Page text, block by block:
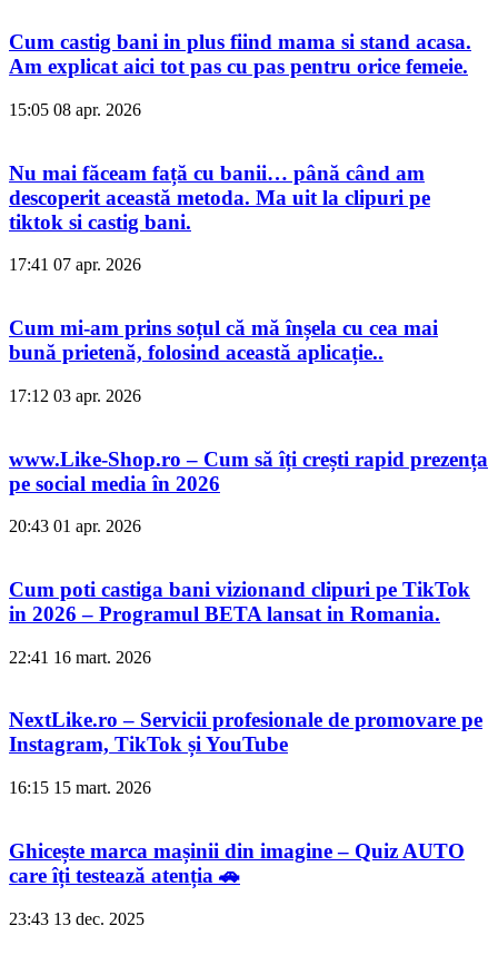
Cum castig bani in plus fiind mama si stand acasa.
Am explicat aici tot pas cu pas pentru orice femeie.
15:05 08 apr. 2026
Nu mai făceam față cu banii… până când am
descoperit această metoda. Ma uit la clipuri pe
tiktok si castig bani.
17:41 07 apr. 2026
Cum mi-am prins soțul că mă înșela cu cea mai
bună prietenă, folosind această aplicație..
17:12 03 apr. 2026
www.Like-Shop.ro – Cum să îți crești rapid prezența
pe social media în 2026
20:43 01 apr. 2026
Cum poti castiga bani vizionand clipuri pe TikTok
in 2026 – Programul BETA lansat in Romania.
22:41 16 mart. 2026
NextLike.ro – Servicii profesionale de promovare pe
Instagram, TikTok și YouTube
16:15 15 mart. 2026
Ghicește marca mașinii din imagine – Quiz AUTO
care îți testează atenția 🚗
23:43 13 dec. 2025